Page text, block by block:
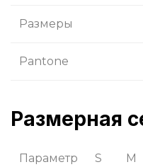
Размеры
Pantone
Размерная
Параметр S M